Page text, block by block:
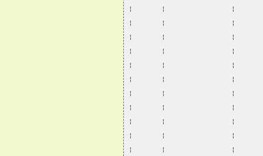
¦       ¦                ¦
¦       ¦                ¦
¦       ¦                ¦
¦       ¦                ¦
¦       ¦                ¦
¦       ¦                ¦
¦       ¦                ¦
¦       ¦                ¦
¦       ¦                ¦
¦       ¦                ¦
¦       ¦                ¦